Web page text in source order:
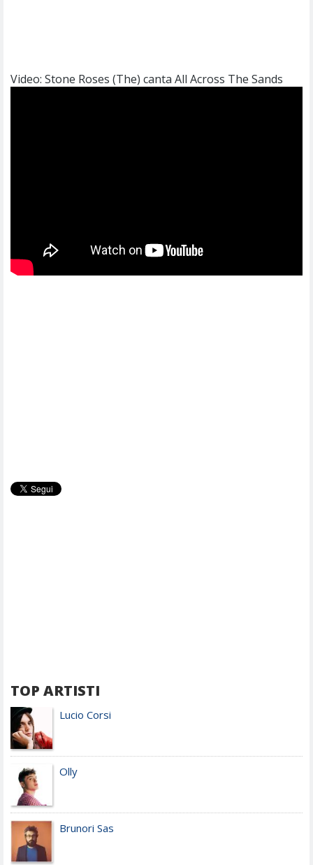
Video: Stone Roses (The) canta All Across The Sands
TOP ARTISTI
Lucio Corsi
Olly
Brunori Sas